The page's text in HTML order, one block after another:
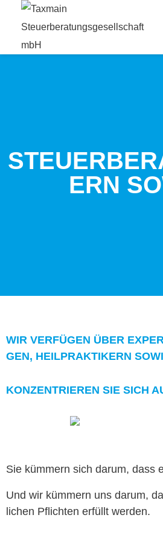
ERN
WIR VER­FÜ­GEN ÜBER
GEN, HEIL­PRAK­TIK­ERN
KONZEN­TRI­EREN SIE SICH
Sie küm­mern sich darum, dass
Und wir küm­mern uns darum,
lichen Pflicht­en erfüllt wer­den.